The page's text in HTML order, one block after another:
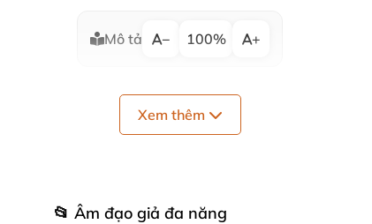
Mô tả − 100% +
Xem thêm
📂 Âm đạo giả đa năng